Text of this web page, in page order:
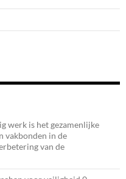
werk is het gezamenlijke
vakbonden in de
van de